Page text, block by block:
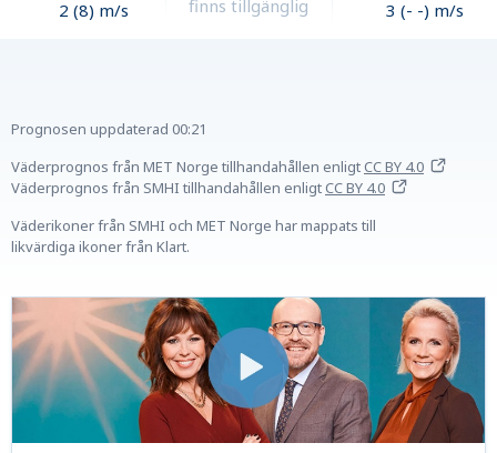
2 (8) m/s
finns tillgänglig
3 (- -) m/s
Prognosen uppdaterad 00:21
Väderprognos från MET Norge tillhandahållen enligtCC BY 4.0
Väderprognos från SMHI tillhandahållen enligtCC BY 4.0
Väderikoner från SMHI och MET Norge har mappats till
likvärdiga ikoner från Klart.